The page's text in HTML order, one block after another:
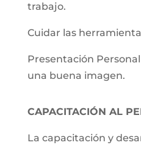
trabajo.
Cuidar las
Presentación
una buena imagen.
CAPACITACIÓN AL
La capacitación y